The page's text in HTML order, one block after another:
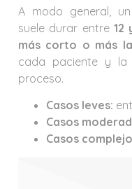
A modo general, un
suele durar entre 12
más corto o más
cada paciente y la
proceso.
Casos leves:
Casos
Casos